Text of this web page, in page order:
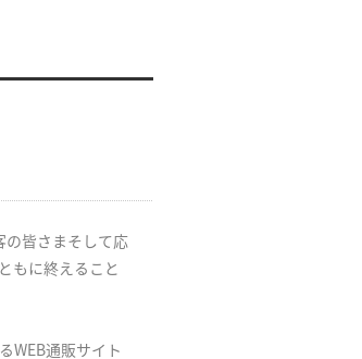
の皆さまそして応
もに終えること
WEB通販サイト